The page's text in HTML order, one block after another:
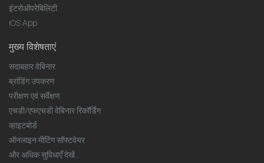
इंटरोऑपरेबिलिटी
iOS App
मुख्य विशेषताएं
सदाबहार वेबिनार
ब्रांडिंग उपकरण
परीक्षण एवं सर्वेक्षण
एचडी/एफएचडी वेबिनार रिकॉर्डिंग
व्हाइटबोर्ड
ऑनलाइन मीटिंग सॉफ्टवेयर
और अधिक सुविधाएँ देखें...